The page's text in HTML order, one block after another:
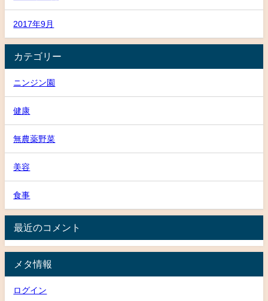
2017年9月
カテゴリー
ニンジン園
健康
無農薬野菜
美容
食事
最近のコメント
メタ情報
ログイン